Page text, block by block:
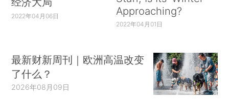
2022年04月06日
Approaching?
2022年04月01日
最新财新周刊｜欧洲高温改变
了什么？
2026年08月09日